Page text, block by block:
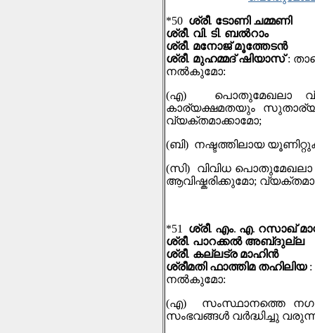
*50 ശ്രീ. ടോണി ചമ്മണി
ശ്രീ. വി. ടി. ബൽറാം
ശ്രീ. മനോജ് മൂത്തേടൻ
ശ്രീ. മുഹമ്മദ് ഷിയാസ് :
നല്‍കുമോ:
(എ) പൊതുമേഖലാ
കാര്യക്ഷമതയും
വ്യക്തമാക്കാമോ;
(ബി) നഷ്ടത്തിലായ
(സി) വിവിധ
ആവിഷ്കരിക്കുമോ;
*51 ശ്രീ. എം. എ. റസാഖ്
ശ്രീ. പാറക്കൽ അബ്‌ദുല്ല
ശ്രീ. കല്ലട്ര മാഹിൻ
ശ്രീമതി ഫാത്തിമ തഹിലിയ :
നല്‍കുമോ:
(എ) സംസ്ഥാനത്തെ
സംഭവങ്ങൾ വർദ്ധിച്ചു